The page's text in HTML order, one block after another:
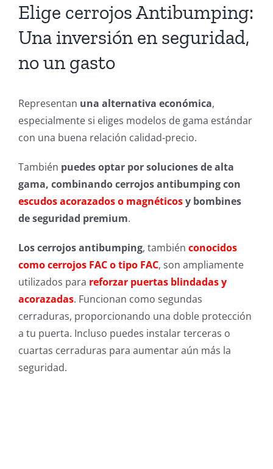
Elige cerrojos Antibumping:
Una inversión en seguridad,
no un gasto
Representan una alternativa económica,
especialmente si eliges modelos de gama estándar
con una buena relación calidad-precio.
También puedes optar por soluciones de alta
gama, combinando cerrojos antibumping con
escudos acorazados o magnéticosy bombines
de seguridad premium.
Los cerrojos antibumping, también conocidos
como cerrojos FAC o tipo FAC, son ampliamente
utilizados para reforzar puertas blindadas y
acorazadas. Funcionan como segundas
cerraduras, proporcionando una doble protección
a tu puerta. Incluso puedes instalar terceras o
cuartas cerraduras para aumentar aún más la
seguridad.